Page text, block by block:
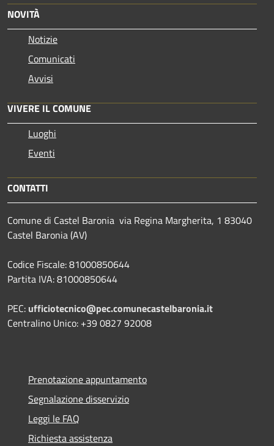
NOVITÀ
Notizie
Comunicati
Avvisi
VIVERE IL COMUNE
Luoghi
Eventi
CONTATTI
Comune di Castel Baronia via Regina Margherita, 1 83040
Castel Baronia (AV)
Codice Fiscale: 81000850644
Partita IVA: 81000850644
PEC: ufficiotecnico@pec.comunecastelbaronia.it
Centralino Unico: +39 0827 92008
Prenotazione appuntamento
Segnalazione disservizio
Leggi le FAQ
Richiesta assistenza